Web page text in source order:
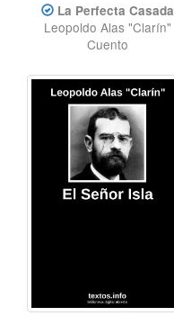
La Perfecta Casada
Leopoldo Alas "Clarín"
Cuento